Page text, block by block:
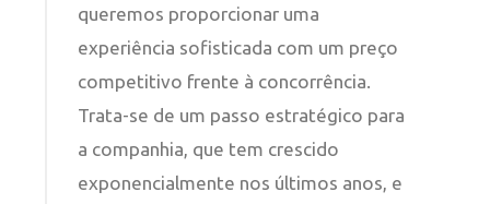
queremos proporcionar uma
experiência sofisticada com um preço
competitivo frente à concorrência.
Trata-se de um passo estratégico para
a companhia, que tem crescido
exponencialmente nos últimos anos, e